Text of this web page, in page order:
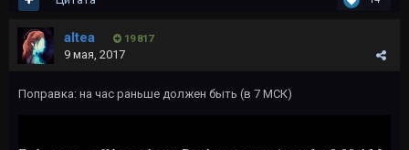
altea 19 817
9 мая, 2017
Поправка: на час раньше должен быть (в 7 МСК)